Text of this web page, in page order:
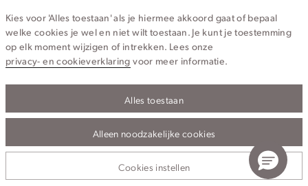
Topcategorieën voor jou
Privacy- en cookieverklaringAlgemene Voorwaarden
© 2026 Cotton Club Alle Rechten Voorbehouden
Kies voor 'Alles toestaan' als je hiermee akkoord gaat of bepaal
welke cookies je wel en niet wilt toestaan. Je kunt je toestemming
op elk moment wijzigen of intrekken. Lees onze
privacy- en cookieverklaring voor meer informatie.
Alles toestaan
Alleen noodzakelijke cookies
Cookies instellen